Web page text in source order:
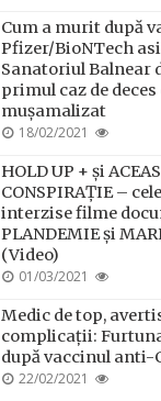
Cum a murit după
Pfizer/BioNTech
Sanatoriul Balnear
primul caz de
mușamalizat
POSTED
18/02/2021
HOLD UP + și
CONSPIRAȚIE –
interzise filme
PLANDEMIE și
(Video)
POSTED
01/03/2021
Medic de top,
complicații:
după vaccinul anti-
POSTED
22/02/2021